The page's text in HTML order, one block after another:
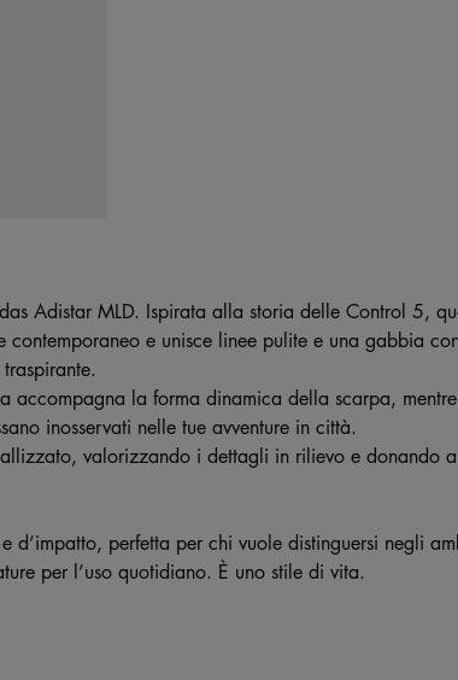
Adistar MLD. Ispirata alla storia delle Control 5,
contemporaneo e unisce linee pulite e una gabbia
accompagna la forma dinamica della scarpa,
inosservati nelle tue avventure in città.
valorizzando i dettagli in rilievo e donando a
d’impatto, perfetta per chi vuole distinguersi negli
per l’uso quotidiano. È uno stile di vita.